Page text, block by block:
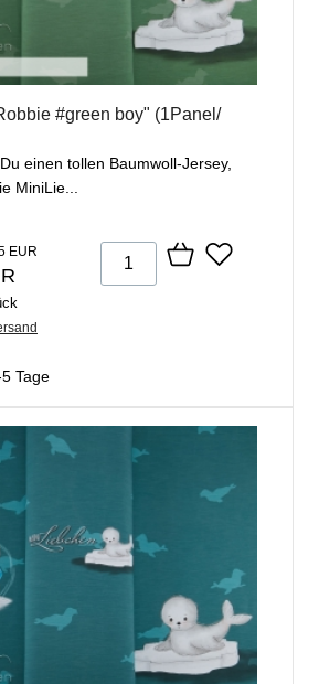
#green boy" (1Panel/
einen tollen Baumwoll-Jersey,
MiniLie...
EUR
Tage